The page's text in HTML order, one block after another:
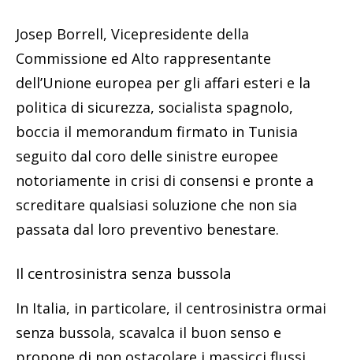
Josep Borrell, Vicepresidente della
Commissione ed Alto rappresentante
dell’Unione europea per gli affari esteri e la
politica di sicurezza, socialista spagnolo,
boccia il memorandum firmato in Tunisia
seguito dal coro delle sinistre europee
notoriamente in crisi di consensi e pronte a
screditare qualsiasi soluzione che non sia
passata dal loro preventivo benestare.
Il centrosinistra senza bussola
In Italia, in particolare, il centrosinistra ormai
senza bussola, scavalca il buon senso e